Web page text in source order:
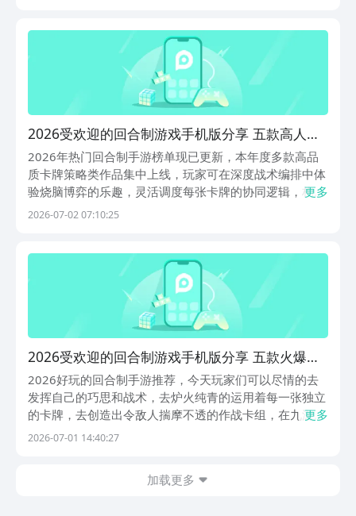
2026受欢迎的回合制游戏手机版分享 五款高人气
高口碑回合制手游合集
2026年热门回合制手游榜单现已更新，本年度多款高品
质卡牌策略类作品集中上线，玩家可在深度战术编排中体
验烧脑博弈的乐趣，灵活调度每张卡牌的协同逻辑，构建
高隐蔽性、强适应性的专属卡组。九游游戏专区持续汇聚
更多
2026-07-02 07:10:25
2026受欢迎的回合制游戏手机版分享 五款火爆的
的回合制手游有哪几款
2026好玩的回合制手游推荐，今天玩家们可以尽情的去
发挥自己的巧思和战术，去炉火纯青的运用着每一张独立
的卡牌，去创造出令敌人揣摩不透的作战卡组，在九游游
戏专区还有着众多精品的回合制网游，九游是游戏圈最具
更多
2026-07-01 14:40:27
加载更多